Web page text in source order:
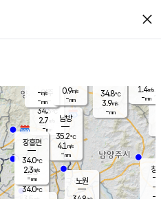
close
양주
34.3℃
2.7
-mm
34.8℃
3.9m/s
-mm
창
-
-m/
1.4m/s
-mm
은평
34.0℃
노원
남방
35.2℃
4.1 m/s
-mm
장흥면
34.0℃
2.3m/s
-mm
-m/s
-mm
0.9m/s
-mm